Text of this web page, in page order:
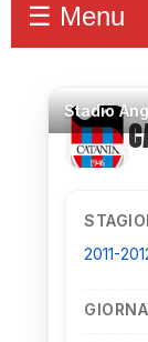
☰ Menu
Stadio
2011-